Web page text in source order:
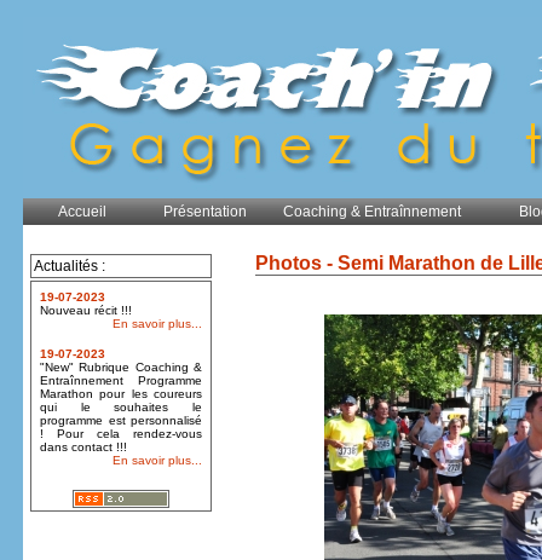
Accueil Présentation Coaching & Entraînnement
Actualités :
19-07-2023
Nouveau récit !!!
En savoir plus...
19-07-2023
"New" Rubrique Coaching &
Entraînnement Programme
Marathon pour les coureurs
qui le souhaites le
programme est personnalisé
! Pour cela rendez-vous
dans contact !!!
En savoir plus...
Photos - Semi Marathon de